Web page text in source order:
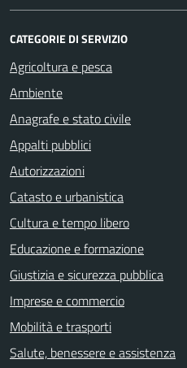
CATEGORIE DI SERVIZIO
Agricoltura e pesca
Ambiente
Anagrafe e stato civile
Appalti pubblici
Autorizzazioni
Catasto e urbanistica
Cultura e tempo libero
Educazione e formazione
Giustizia e sicurezza pubblica
Imprese e commercio
Mobilità e trasporti
Salute, benessere e assistenza